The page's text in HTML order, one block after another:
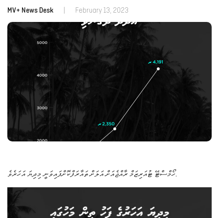
MV+ News Desk February 13, 2023
ހޯމްސްޓޭ ޓުއަރިޒަމް ރާއްޖެއަށް އަލަށް ތައާރަފްކޮށްފައިވަނީ މިދިޔަ އަހަރެވެ.